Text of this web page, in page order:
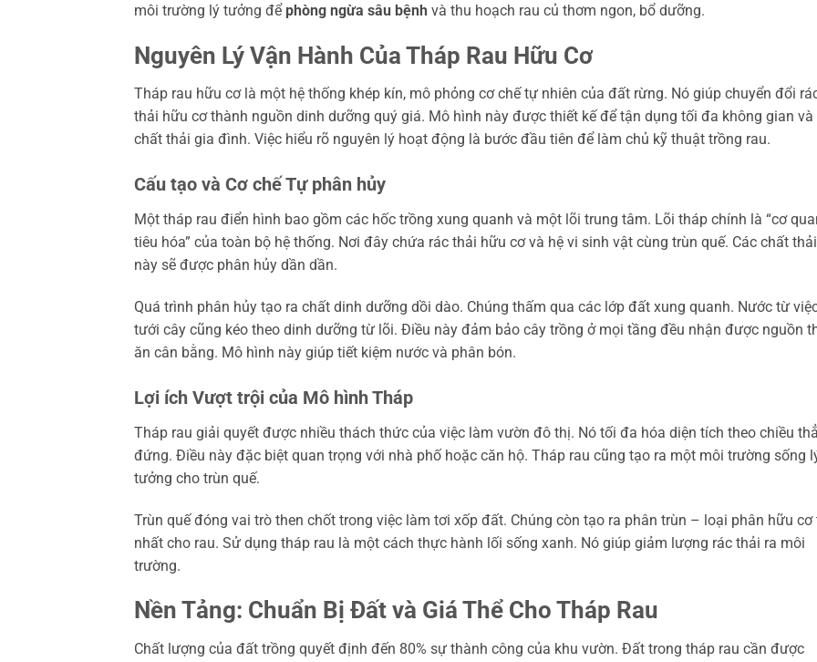
môi trường lý tưởng để phòng ngừa sâu bệnh và thu hoạch rau củ thơm ngon, bổ dưỡng.
Nguyên Lý Vận Hành Của Tháp Rau Hữu Cơ
Tháp rau hữu cơ là một hệ thống khép kín, mô phỏng cơ chế tự nhiên của đất rừng. Nó giúp chuyển đổi
thải hữu cơ thành nguồn dinh dưỡng quý giá. Mô hình này được thiết kế để tận dụng tối đa không gian và
chất thải gia đình. Việc hiểu rõ nguyên lý hoạt động là bước đầu tiên để làm chủ kỹ thuật trồng rau.
Cấu tạo và Cơ chế Tự phân hủy
Một tháp rau điển hình bao gồm các hốc trồng xung quanh và một lõi trung tâm. Lõi tháp chính là “cơ
tiêu hóa” của toàn bộ hệ thống. Nơi đây chứa rác thải hữu cơ và hệ vi sinh vật cùng trùn quế. Các chất thải
này sẽ được phân hủy dần dần.
Quá trình phân hủy tạo ra chất dinh dưỡng dồi dào. Chúng thấm qua các lớp đất xung quanh. Nước từ
tưới cây cũng kéo theo dinh dưỡng từ lõi. Điều này đảm bảo cây trồng ở mọi tầng đều nhận được nguồn
ăn cân bằng. Mô hình này giúp tiết kiệm nước và phân bón.
Lợi ích Vượt trội của Mô hình Tháp
Tháp rau giải quyết được nhiều thách thức của việc làm vườn đô thị. Nó tối đa hóa diện tích theo chiều
đứng. Điều này đặc biệt quan trọng với nhà phố hoặc căn hộ. Tháp rau cũng tạo ra một môi trường sống
tưởng cho trùn quế.
Trùn quế đóng vai trò then chốt trong việc làm tơi xốp đất. Chúng còn tạo ra phân trùn – loại phân hữu cơ
nhất cho rau. Sử dụng tháp rau là một cách thực hành lối sống xanh. Nó giúp giảm lượng rác thải ra môi
trường.
Nền Tảng: Chuẩn Bị Đất và Giá Thể Cho Tháp Rau
Chất lượng của đất trồng quyết định đến 80% sự thành công của khu vườn. Đất trong tháp rau cần được